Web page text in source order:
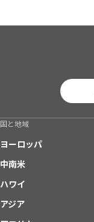
国と地域
ヨーロッパ
中南米
ハワイ
アジア